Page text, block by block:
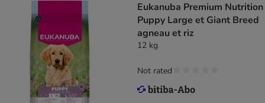
Eukanuba Premium Nutrition
Puppy Large et Giant Breed
agneau et riz
12 kg
Not rated